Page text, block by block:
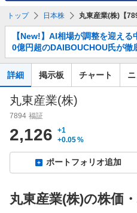
検
トップ 日本株 丸東産業(株)【
知
ら
せ
【New!】AI相場が調整を迎え
0億円超のDAIBOUCHOU氏が徹
詳細 掲示板 チャート
丸東産業(株)
7894 福証
2,126
+1
+0.05%
ポートフォリオ追加
丸東産業(株)の株価